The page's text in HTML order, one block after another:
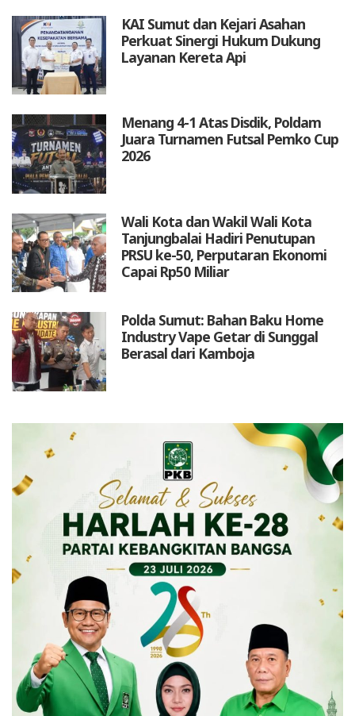
KAI Sumut dan Kejari Asahan
Perkuat Sinergi Hukum Dukung
Layanan Kereta Api
Menang 4-1 Atas Disdik, Poldam
Juara Turnamen Futsal Pemko Cup
2026
Wali Kota dan Wakil Wali Kota
Tanjungbalai Hadiri Penutupan
PRSU ke-50, Perputaran Ekonomi
Capai Rp50 Miliar
Polda Sumut: Bahan Baku Home
Industry Vape Getar di Sunggal
Berasal dari Kamboja